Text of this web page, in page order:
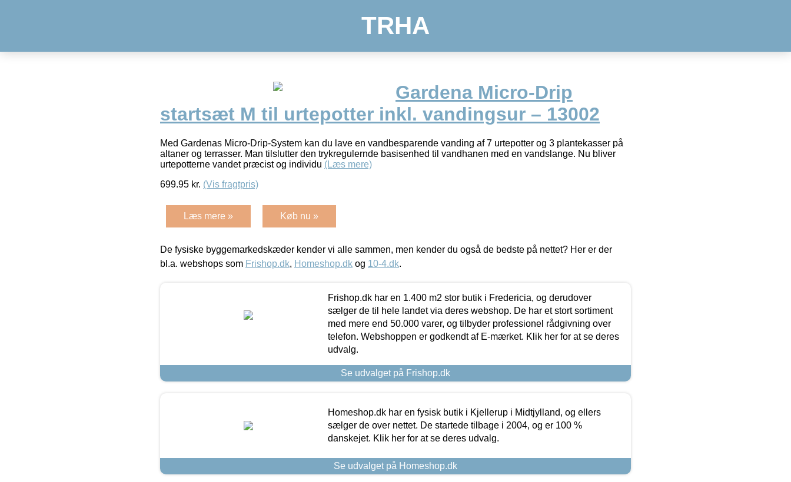
TRHA
Gardena Micro-Drip
startsæt M til urtepotter inkl. vandingsur – 13002
Med Gardenas Micro-Drip-System kan du lave en vandbesparende vanding af 7 urtepotter og 3 plantekasser på
altaner og terrasser. Man tilslutter den trykregulernde basisenhed til vandhanen med en vandslange. Nu bliver
urtepotterne vandet præcist og individu (Læs mere)
699.95 kr. (Vis fragtpris)
Læs mere » Køb nu »
De fysiske byggemarkedskæder kender vi alle sammen, men kender du også de bedste på nettet? Her er der
bl.a. webshops som Frishop.dk, Homeshop.dk og 10-4.dk.
Frishop.dk har en 1.400 m2 stor butik i Fredericia, og derudover
sælger de til hele landet via deres webshop. De har et stort sortiment
med mere end 50.000 varer, og tilbyder professionel rådgivning over
telefon. Webshoppen er godkendt af E-mærket. Klik her for at se deres
udvalg.
Se udvalget på Frishop.dk
Homeshop.dk har en fysisk butik i Kjellerup i Midtjylland, og ellers
sælger de over nettet. De startede tilbage i 2004, og er 100 %
danskejet. Klik her for at se deres udvalg.
Se udvalget på Homeshop.dk